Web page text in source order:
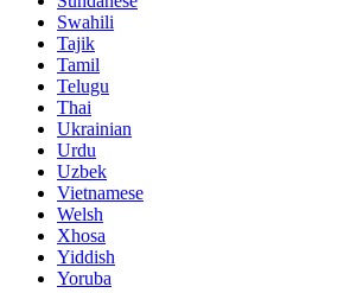
Swahili
Tajik
Tamil
Telugu
Thai
Ukrainian
Urdu
Uzbek
Vietnamese
Welsh
Xhosa
Yiddish
Yoruba